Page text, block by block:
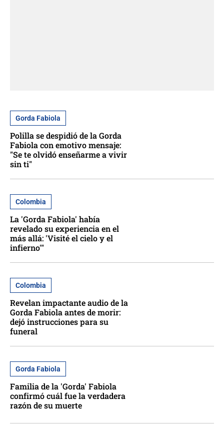
Gorda Fabiola
Polilla se despidió de la Gorda
Fabiola con emotivo mensaje:
"Se te olvidó enseñarme a vivir
sin ti"
Colombia
La 'Gorda Fabiola' había
revelado su experiencia en el
más allá: 'Visité el cielo y el
infierno'"
Colombia
Revelan impactante audio de la
Gorda Fabiola antes de morir:
dejó instrucciones para su
funeral
Gorda Fabiola
Familia de la 'Gorda' Fabiola
confirmó cuál fue la verdadera
razón de su muerte